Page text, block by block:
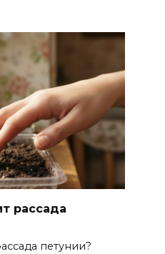
рассада
петунии?